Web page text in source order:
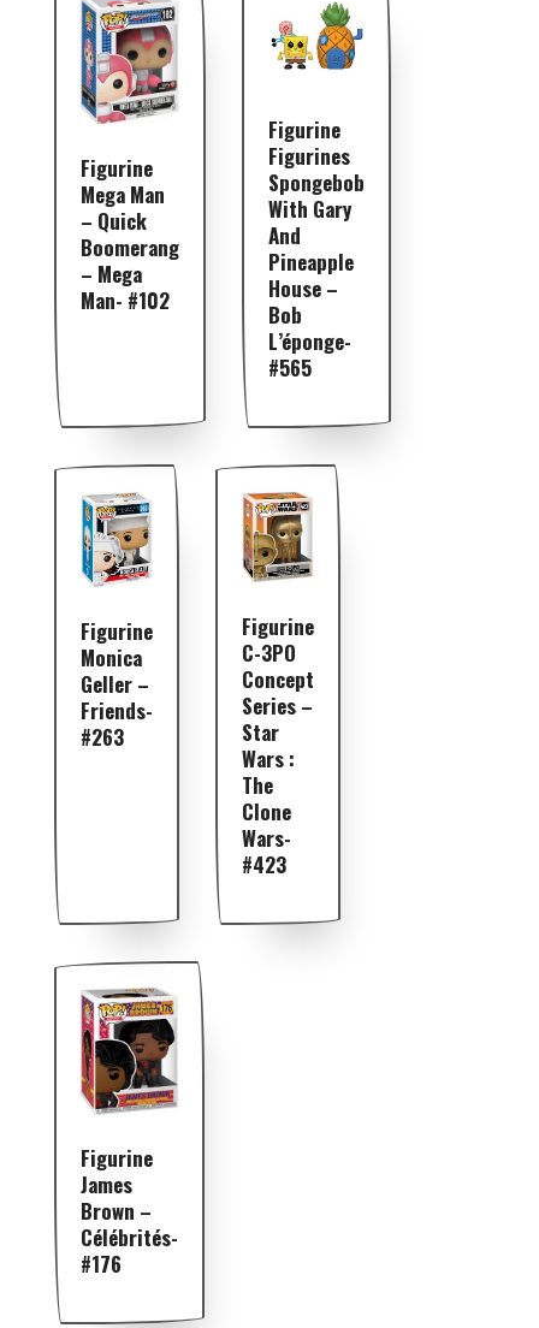
Figurine
Mega Man
– Quick
Boomerang
– Mega
Man- #102
Figurine
Figurines
Spongebob
With Gary
And
Pineapple
House –
Bob
L’éponge-
#565
Figurine
Monica
Geller –
Friends-
#263
Figurine
C-3PO
Concept
Series –
Star
Wars :
The
Clone
Wars-
#423
Figurine
James
Brown –
Célébrités-
#176